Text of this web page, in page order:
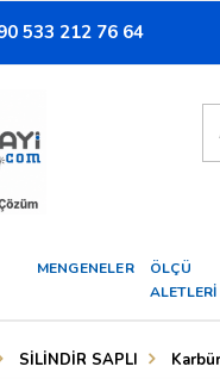
533 212 76 64
MENGENELER
ÖLÇÜ
ALETLERİ
SİLİNDİR SAPLI